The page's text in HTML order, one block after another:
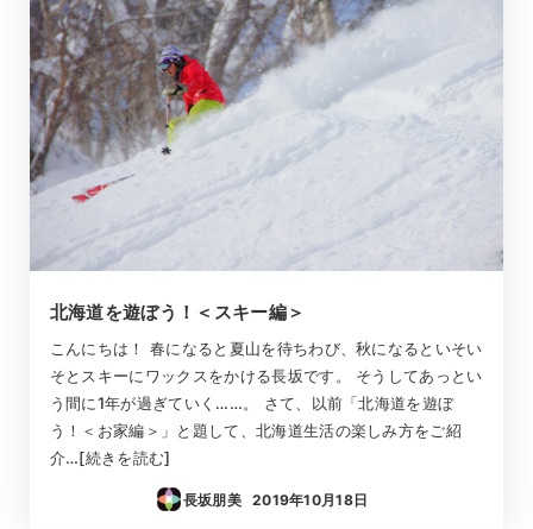
北海道を遊ぼう！＜スキー編＞
こんにちは！ 春になると夏山を待ちわび、秋になるといそい
そとスキーにワックスをかける長坂です。 そうしてあっとい
う間に1年が過ぎていく……。 さて、以前「北海道を遊ぼ
う！＜お家編＞」と題して、北海道生活の楽しみ方をご紹
介…[続きを読む]
長坂朋美
投稿日
2019年10月18日